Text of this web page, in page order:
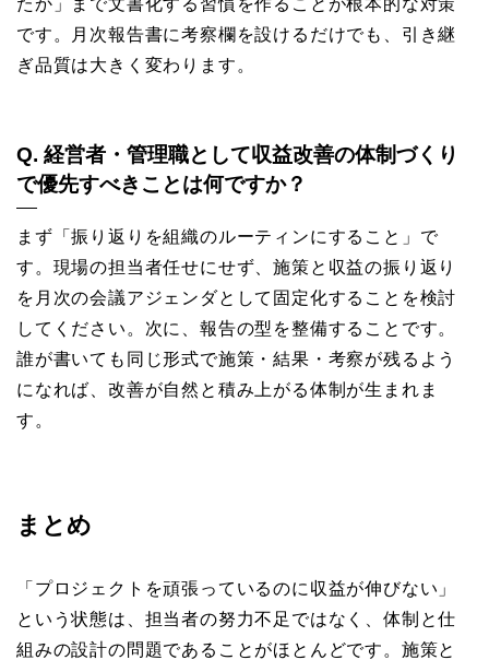
です。月次報告書に考察欄を設けるだけでも、引き継
ぎ品質は大きく変わります。
Q. 経営者・管理職として収益改善の体制づくり
で優先すべきことは何ですか？
まず「振り返りを組織のルーティンにすること」で
す。現場の担当者任せにせず、施策と収益の振り返り
を月次の会議アジェンダとして固定化することを検討
してください。次に、報告の型を整備することです。
誰が書いても同じ形式で施策・結果・考察が残るよう
になれば、改善が自然と積み上がる体制が生まれま
す。
まとめ
「プロジェクトを頑張っているのに収益が伸びない」
という状態は、担当者の努力不足ではなく、体制と仕
組みの設計の問題であることがほとんどです。施策と